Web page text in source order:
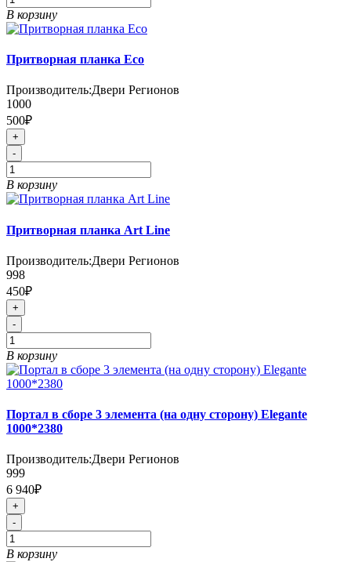
В корзину
Притворная планка Eco
Производитель:Двери Регионов
1000
500₽
+
-
В корзину
Притворная планка Art Line
Производитель:Двери Регионов
998
450₽
+
-
В корзину
Портал в сборе 3 элемента (на одну сторону) Elegante
1000*2380
Производитель:Двери Регионов
999
6 940₽
+
-
В корзину